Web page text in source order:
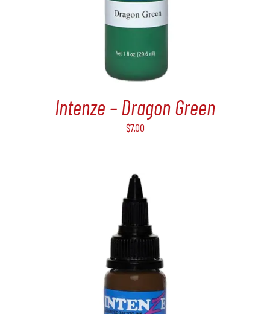
Intenze – Dragon Green
$7,00